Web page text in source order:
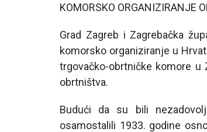
KOMORSKO ORGANIZIRANJE
Grad Zagreb i Zagrebačka
komorsko organiziranje u
trgovačko-obrtničke komore
obrtništva.
Budući da su bili
osamostalili 1933. godine